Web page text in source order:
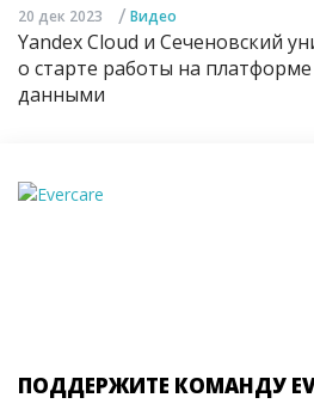
20 дек 2023 / Видео
Yandex Cloud и Сеченовский
о старте работы на
данными
ПОДДЕРЖИТЕ КОМАНДУ